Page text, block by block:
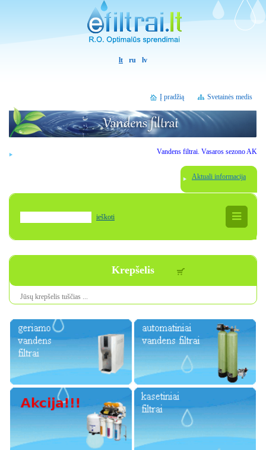
lt ru lv
Svetainės medis
Į pradžią
Vandens filtrai. Vasaros sezono
Aktuali informacija
ieškoti
Krepšelis
Jūsų krepšelis tuščias ...